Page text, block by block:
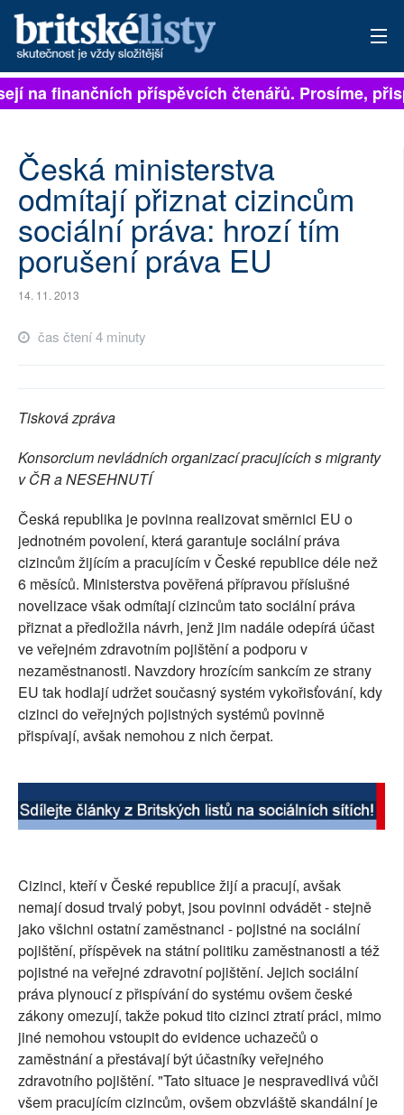
PŘIHLÁSIT
ARCHIV
ROZHOVORY
TÉMATA
NEJČTENĚJŠÍ ZA 7 DNÍ
AUTOŘI
SOCIÁLNÍ SÍTĚ
RUBRIKY
PLNÁ VERZE STRÁNEK
na finančních příspěvcích čtenářů. Prosíme,
Česká ministerstva
odmítají přiznat cizincům
sociální práva: hrozí tím
porušení práva EU
14. 11. 2013
čas čtení 4 minuty
Tisková zpráva
Konsorcium nevládních organizací pracujících s migranty
v ČR a NESEHNUTÍ
Česká republika je povinna realizovat směrnici EU o
jednotném povolení, která garantuje sociální práva
cizincům žijícím a pracujícím v České republice déle než
6 měsíců. Ministerstva pověřená přípravou příslušné
novelizace však odmítají cizincům tato sociální práva
přiznat a předložila návrh, jenž jim nadále odepírá účast
ve veřejném zdravotním pojištění a podporu v
nezaměstnanosti. Navzdory hrozícím sankcím ze strany
EU tak hodlají udržet současný systém vykořisťování, kdy
cizinci do veřejných pojistných systémů povinně
přispívají, avšak nemohou z nich čerpat.
Cizinci, kteří v České republice žijí a pracují, avšak
nemají dosud trvalý pobyt, jsou povinni odvádět - stejně
jako všichni ostatní zaměstnanci - pojistné na sociální
pojištění, příspěvek na státní politiku zaměstnanosti a též
pojistné na veřejné zdravotní pojištění. Jejich sociální
práva plynoucí z přispívání do systému ovšem české
zákony omezují, takže pokud tito cizinci ztratí práci, mimo
jiné nemohou vstoupit do evidence uchazečů o
zaměstnání a přestávají být účastníky veřejného
zdravotního pojištění. "Tato situace je nespravedlivá vůči
všem pracujícím cizincům, ovšem obzvláště skandální je